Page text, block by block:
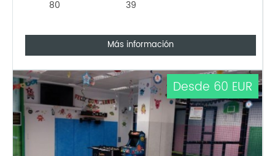
80 39
Más información
Desde 60 EUR